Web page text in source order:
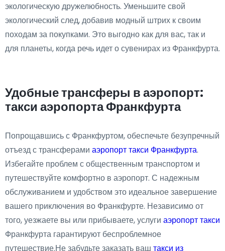
экологическую дружелюбность. Уменьшите свой
экологический след, добавив модный штрих к своим
походам за покупками. Это выгодно как для вас, так и
для планеты, когда речь идет о сувенирах из Франкфурта.
Удобные трансферы в аэропорт:
такси аэропорта Франкфурта
Попрощавшись с Франкфуртом, обеспечьте безупречный
отъезд с трансферами аэропорт такси Франкфурта.
Избегайте проблем с общественным транспортом и
путешествуйте комфортно в аэропорт. С надежным
обслуживанием и удобством это идеальное завершение
вашего приключения во Франкфурте. Независимо от
того, уезжаете вы или прибываете, услуги аэропорт такси
Франкфурта гарантируют беспроблемное
путешествие.Не забудьте заказать ваш такси из